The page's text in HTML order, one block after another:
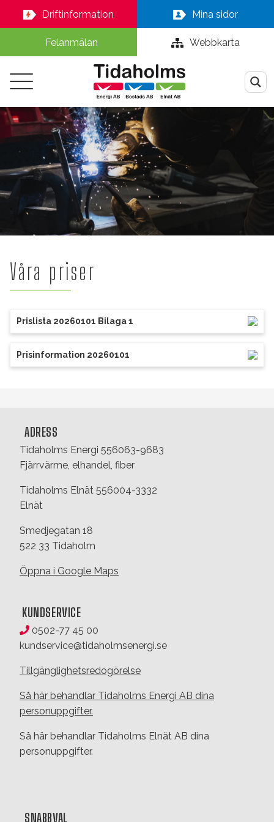
Driftinformation Mina sidor
Felanmälan Webbkarta
Våra priser
Prislista 20260101 Bilaga 1
Prisinformation 20260101
ADRESS
Tidaholms Energi 556063-9683
Fjärrvärme, elhandel, fiber
Tidaholms Elnät 556004-3332
Elnät
Smedjegatan 18
522 33 Tidaholm
Öppna i Google Maps
KUNDSERVICE
0502-77 45 00
kundservice@tidaholmsenergi.se
Tillgänglighetsredogörelse
Så här behandlar Tidaholms Energi AB dina
personuppgifter.
Så här behandlar Tidaholms Elnät AB dina
personuppgifter.
SNABBVAL